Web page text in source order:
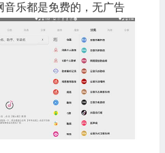
音乐都是免费的，无广告